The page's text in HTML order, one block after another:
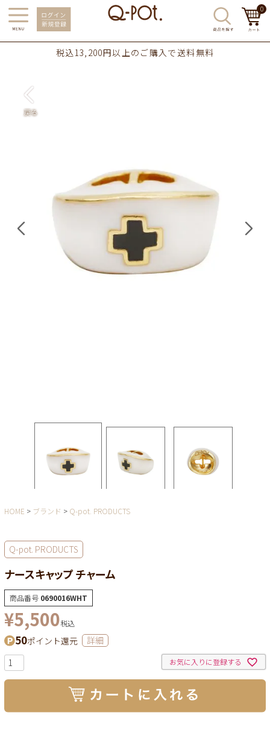
0
税込13,200円以上のご購入で送料無料
HOME ブランド Q-pot. PRODUCTS
Q-pot. PRODUCTS
ナースキャップ チャーム
商品番号 0690016WHT
¥5,500税込
50ポイント還元 詳細
お気に入りに登録する